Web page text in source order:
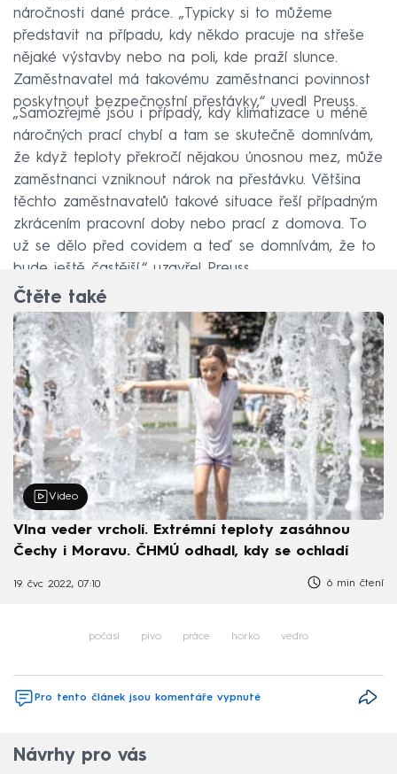
náročnosti dané práce. „Typicky si to můžeme
představit na případu, kdy někdo pracuje na střeše
nějaké výstavby nebo na poli, kde praží slunce.
Zaměstnavatel má takovému zaměstnanci povinnost
poskytnout bezpečnostní přestávky,“ uvedl Preuss.
„Samozřejmě jsou i případy, kdy klimatizace u méně
náročných prací chybí a tam se skutečně domnívám,
že když teploty překročí nějakou únosnou mez, může
zaměstnanci vzniknout nárok na přestávku. Většina
těchto zaměstnavatelů takové situace řeší případným
zkrácením pracovní doby nebo prací z domova. To
už se dělo před covidem a teď se domnívám, že to
bude ještě častější,“ uzavřel Preuss.
Čtěte také
Video
Vlna veder vrcholí. Extrémní teploty zasáhnou
Čechy i Moravu. ČHMÚ odhadl, kdy se ochladí
19. čvc 2022, 07:10 6 min čtení
počasí pivo práce horko vedro
Pro tento článek jsou komentáře vypnuté
Návrhy pro vás